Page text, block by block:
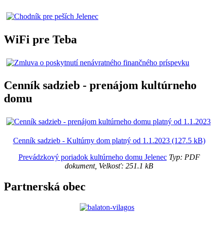
WiFi pre Teba
Cenník sadzieb - prenájom kultúrneho
domu
Cenník sadzieb - Kultúrny dom platný od 1.1.2023 (127.5 kB)
Prevádzkový poriadok kultúrneho domu JelenecTyp: PDF
dokument, Velkosť: 251.1 kB
Partnerská obec